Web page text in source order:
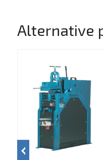
Alternative